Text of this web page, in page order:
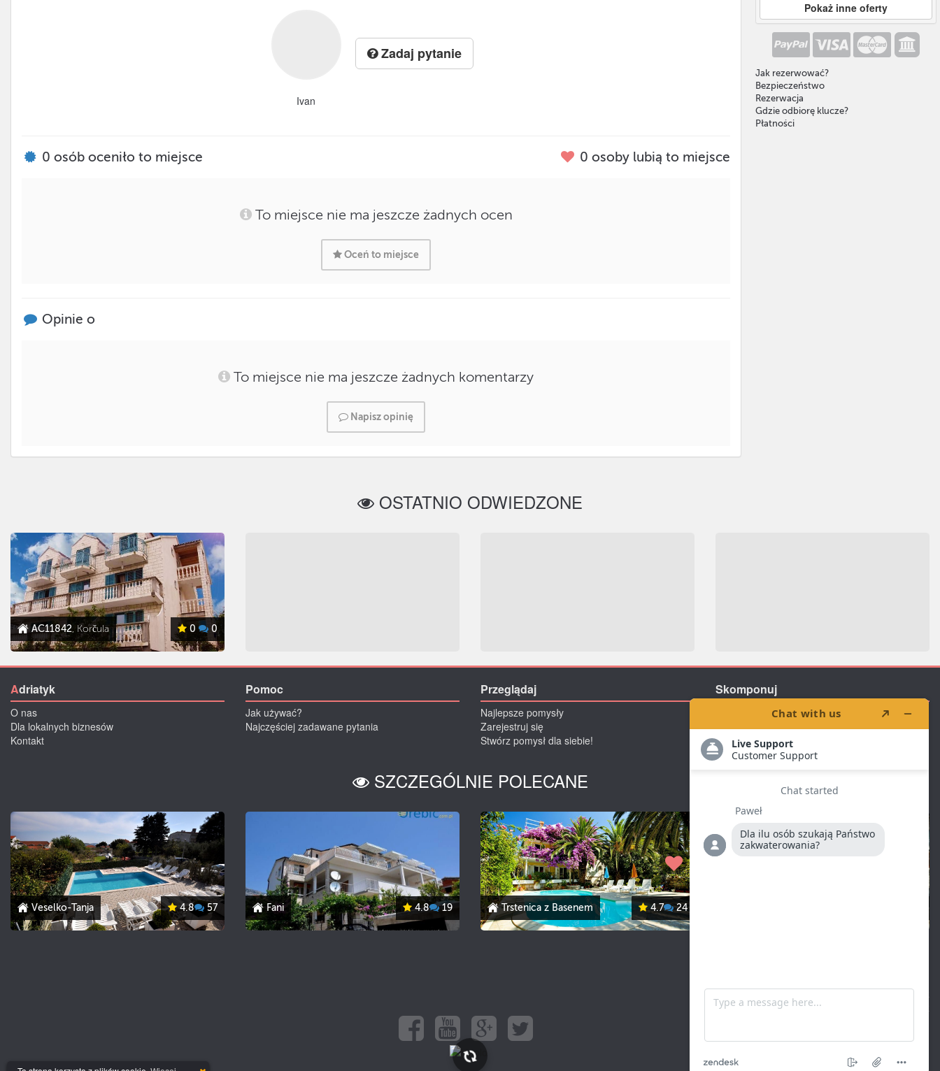
Pokaż inne oferty
Jak rezerwować?
Bezpieczeństwo
Rezerwacja
Gdzie odbiorę klucze?
Płatności
Ivan
Zadaj pytanie
0 osób oceniło to miejsce 0 osoby lubią to miejsce
To miejsce nie ma jeszcze żadnych ocen
Oceń to miejsce
Opinie o
To miejsce nie ma jeszcze żadnych komentarzy
Napisz opinię
OSTATNIO ODWIEDZONE
AC11842, Korčula 0 0
Adriatyk
O nas
Dla lokalnych biznesów
Kontakt
Pomoc
Jak używać?
Najczęściej zadawane pytania
Przeglądaj
Najlepsze pomysły
Zarejestruj się
Stwórz pomysł dla siebie!
Skomponuj
SZCZEGÓLNIE POLECANE
Veselko-Tanja 4.8 57 Fani 4.8 19 Trstenica z Basenem 4.7 24
Polityka prywatności | Polityka ciasteczek
© Adriatyk